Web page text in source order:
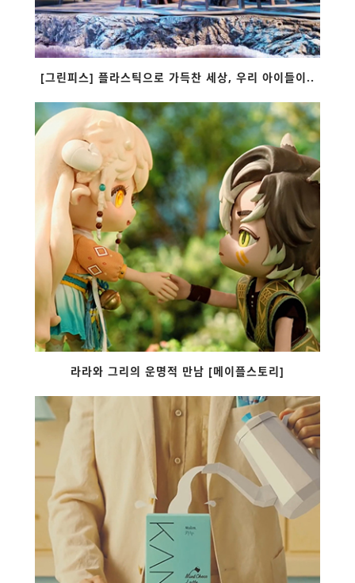
[그린피스] 플라스틱으로 가득찬 세상, 우리 아이들이..
라라와 그리의 운명적 만남 [메이플스토리]